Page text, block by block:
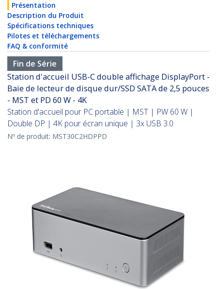
Présentation
Description du Produit
Spécifications techniques
Pilotes et téléchargements
FAQ & conformité
Fin de Série
Station d'accueil USB-C double affichage DisplayPort -
Baie de lecteur de disque dur/SSD SATA de 2,5 pouces
- MST et PD 60 W - 4K
Station d'accueil pour PC portable | MST | PW 60 W |
Double DP | 4K pour écran unique | 3x USB 3.0
Nº de produit: MST30C2HDPPD